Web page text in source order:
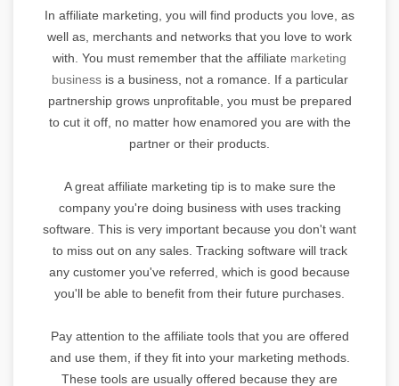
In affiliate marketing, you will find products you love, as
well as, merchants and networks that you love to work
with. You must remember that the affiliate marketing
businessis a business, not a romance. If a particular
partnership grows unprofitable, you must be prepared
to cut it off, no matter how enamored you are with the
partner or their products.
A great affiliate marketing tip is to make sure the
company you're doing business with uses tracking
software. This is very important because you don't want
to miss out on any sales. Tracking software will track
any customer you've referred, which is good because
you'll be able to benefit from their future purchases.
Pay attention to the affiliate tools that you are offered
and use them, if they fit into your marketing methods.
These tools are usually offered because they are